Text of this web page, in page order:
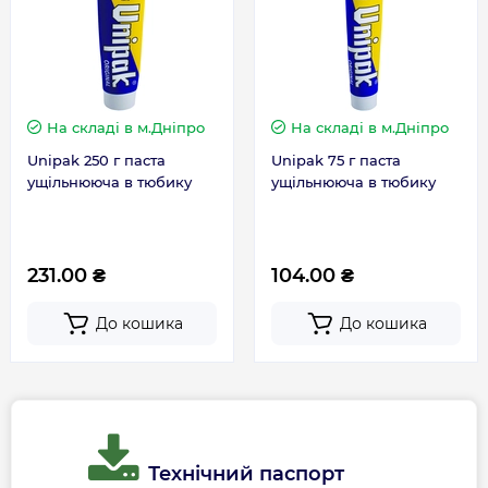
протилежної сили мембрани; затвор
зміщується донизу, відкриваючи прохід води.
Чим більшим стає запит на воду, тим меншим
стає тиск під мембраною, приводячи, таким
чином, до більшого проходу рідини через
переріз проходу.
Режим роботи без водорозбору
На складі в м.Дніпро
Unipak 250 г паста
ущільнююча в тюбику
231.00 ₴
До кошика
На складі в м.Дніпро
Unipak 75 г паста
ущільнююча в тюбику
104.00 ₴
До кошика
Технічний паспорт